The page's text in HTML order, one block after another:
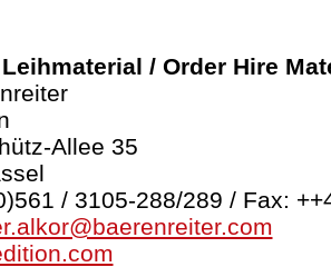
/ Order Hire
Allee 35
/ 3105-288/289 / Fax: